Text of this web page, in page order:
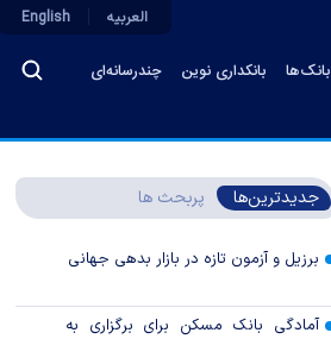
بانک‌ها بانکداری نوین چندرسانه‌ای
العربیه English
جدیدترین‌ها پربحث ها
برزیل و آزمون تازه در بازار بدهی جهانی
آمادگی بانک مسکن برای برگزاری به